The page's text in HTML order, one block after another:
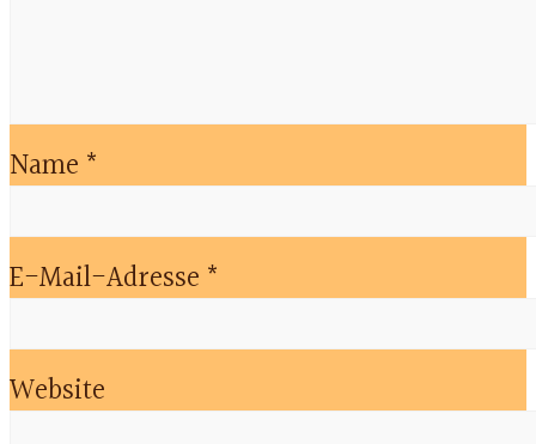
Name *
E-Mail-Adresse *
Website